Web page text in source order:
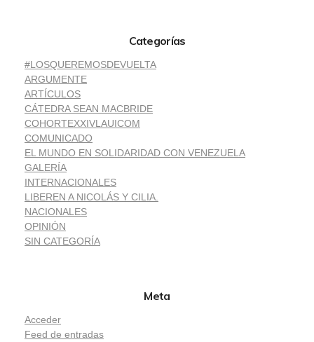
Categorías
#LOSQUEREMOSDEVUELTA
ARGUMENTE
ARTÍCULOS
CÁTEDRA SEAN MACBRIDE
COHORTEXXIVLAUICOM
COMUNICADO
EL MUNDO EN SOLIDARIDAD CON VENEZUELA
GALERÍA
INTERNACIONALES
LIBEREN A NICOLÁS Y CILIA.
NACIONALES
OPINIÓN
SIN CATEGORÍA
Meta
Acceder
Feed de entradas